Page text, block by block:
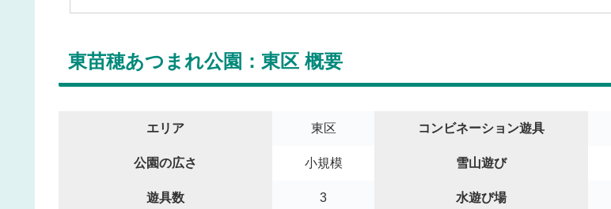
東苗穂あつまれ公園：東区 概要
エリア 東区 コンビネーション遊具
公園の広さ 小規模 雪山遊び
遊具数 3 水遊び場